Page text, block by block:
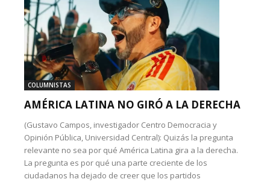
COLUMNISTAS
AMÉRICA LATINA NO GIRÓ A LA DERECHA
(Gustavo Campos, investigador Centro Democracia y
Opinión Pública, Universidad Central): Quizás la pregunta
relevante no sea por qué América Latina gira a la derecha.
La pregunta es por qué una parte creciente de los
ciudadanos ha dejado de creer que los partidos